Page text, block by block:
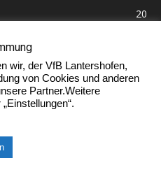
20
2017
wir, der VfB Lantershofen,
von Cookies und anderen
Partner.Weitere